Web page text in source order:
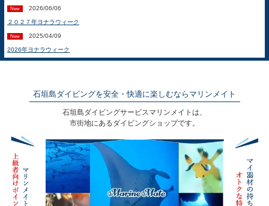
New 2026/06/06
２０２７年ヨナラウィーク
New 2025/04/09
2026年ヨナラウィーク
石垣島ダイビングを安全・快適に楽しむならマリンメイト
石垣島ダイビングサービスマリンメイトは、
市街地にあるダイビングショップです。